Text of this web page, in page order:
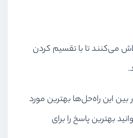
می‌کنند تا با تقسیم کردن
این راه‌حل‌ها بهترین مورد
بهترین پاسخ را برای